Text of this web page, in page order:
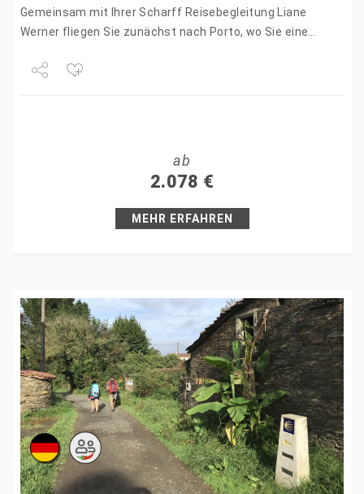
Gemeinsam mit Ihrer Scharff Reisebegleitung Liane
Werner fliegen Sie zunächst nach Porto, wo Sie eine
ab
2.078 €
MEHR ERFAHREN